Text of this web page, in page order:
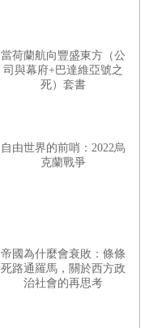
當荷蘭航向豐盛東方（公
司與幕府+巴達維亞號之
死）套書
自由世界的前哨：2022烏
克蘭戰爭
帝國為什麼會衰敗：條條
死路通羅馬，關於西方政
治社會的再思考